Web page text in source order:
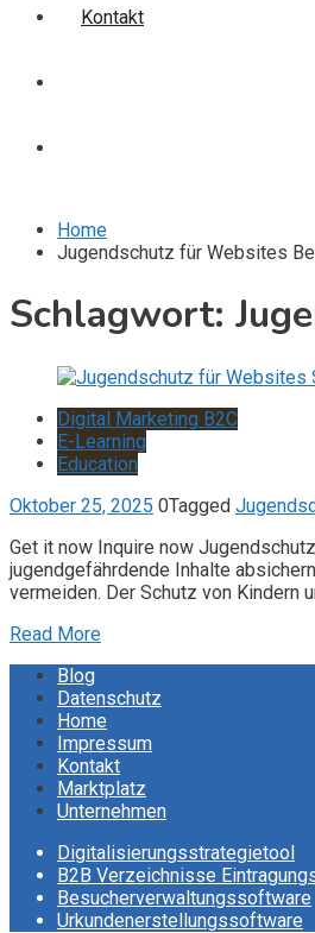
Kontakt
Home
Jugendschutz für Websites
Schlagwort:
Digital Marketing B2C
E-Learning
Education
Oktober 25, 2025 0Tagged
Get it now Inquire now
jugendgefährdende Inhalte
vermeiden. Der Schutz von Kindern
Read More
Blog
Datenschutz
Home
Impressum
Kontakt
Marktplatz
Unternehmen
Digitalisierungsstrategietool
B2B Verzeichnisse
Besucherverwaltungssoftware
Urkundenerstellungssoftware